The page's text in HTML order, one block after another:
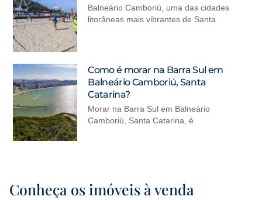
Balneário Camboriú, uma das cidades
litorâneas mais vibrantes de Santa
Como é morar na Barra Sul em
Balneário Camboriú, Santa
Catarina?
Morar na Barra Sul em Balneário
Camboriú, Santa Catarina, é
Conheça os imóveis à venda